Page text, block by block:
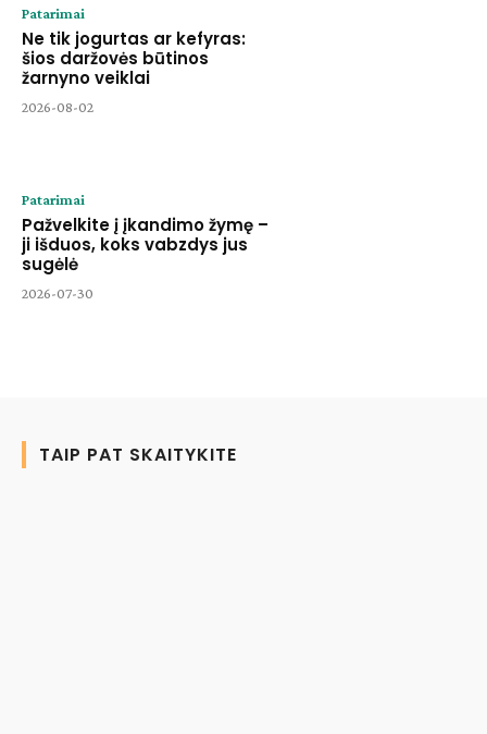
Patarimai
Ne tik jogurtas ar kefyras:
šios daržovės būtinos
žarnyno veiklai
2026-08-02
Patarimai
Pažvelkite į įkandimo žymę –
ji išduos, koks vabzdys jus
sugėlė
2026-07-30
TAIP PAT SKAITYKITE